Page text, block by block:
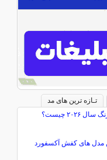
تـازه ترین های مد
۲۰۲۶ چیست؟
مدل های کفش آکسفورد